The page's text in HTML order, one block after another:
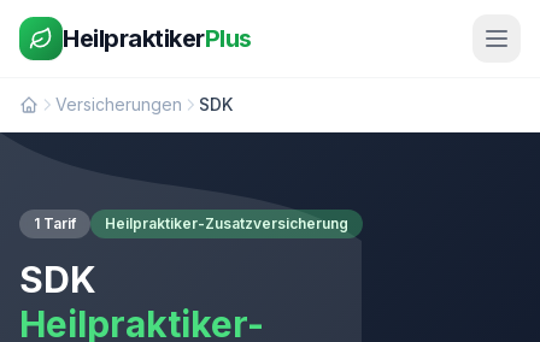
HeilpraktikerPlus
Versicherungen SDK
1 Tarif Heilpraktiker-Zusatzversicherung
SDK
Heilpraktiker-